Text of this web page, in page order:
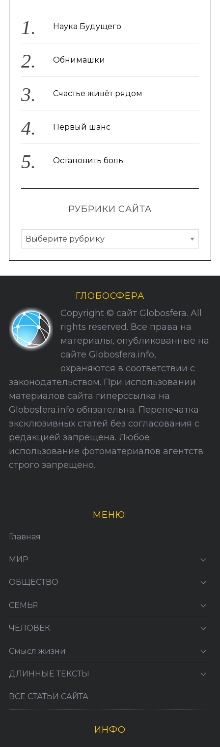
Наука Будущего
Обнимашки
Счастье живёт рядом
Первый шанс
Остановить боль
РУБРИКИ САЙТА
Р
у
б
р
и
С
а
а
ГЛОБОСФЕРА
Copyright © сайт Globosfera. All
rights reserved. Все права на
материалы, опубликованные на
сайте Globosfera.info,
охраняются в соответствии с
законодательством. При использовании
материалов сайта гиперссылка на
Globosfera.info обязательна. Перепечатка
эксклюзивных статей без согласования с
редакцией запрещена. Любое
использование фотоматериалов агентств
строго запрещено.
МЕНЮ:
Главная
МИР
ОБЩЕСТВО
СЕМЬЯ
ЧЕЛОВЕК
Смысл жизни
ДЛИННЫЕ ТЕКСТЫ
ВСЕ СТАТЬИ САЙТА
ИНФО